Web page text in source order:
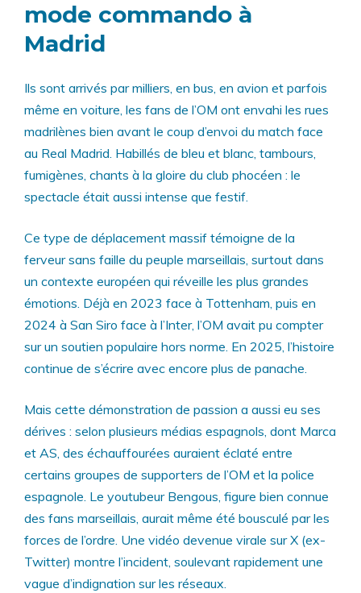
mode commando à
Madrid
Ils sont arrivés par milliers, en bus, en avion et parfois
même en voiture, les fans de l’OM ont envahi les rues
madrilènes bien avant le coup d’envoi du match face
au Real Madrid. Habillés de bleu et blanc, tambours,
fumigènes, chants à la gloire du club phocéen : le
spectacle était aussi intense que festif.
Ce type de déplacement massif témoigne de la
ferveur sans faille du peuple marseillais, surtout dans
un contexte européen qui réveille les plus grandes
émotions. Déjà en 2023 face à Tottenham, puis en
2024 à San Siro face à l’Inter, l’OM avait pu compter
sur un soutien populaire hors norme. En 2025, l’histoire
continue de s’écrire avec encore plus de panache.
Mais cette démonstration de passion a aussi eu ses
dérives : selon plusieurs médias espagnols, dont Marca
et AS, des échauffourées auraient éclaté entre
certains groupes de supporters de l’OM et la police
espagnole. Le youtubeur Bengous, figure bien connue
des fans marseillais, aurait même été bousculé par les
forces de l’ordre. Une vidéo devenue virale sur X (ex-
Twitter) montre l’incident, soulevant rapidement une
vague d’indignation sur les réseaux.